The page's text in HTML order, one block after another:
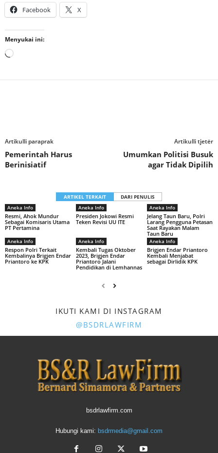
Facebook X
Menyukai ini:
Memuat...
Artikulli paraprak
Pemerintah Harus
Berinisiatif
Artikulli tjetër
Umumkan Politisi Busuk
agar Tidak Dipilih
ARTIKEL TERKAIT
DARI PENULIS
Aneka Info
Resmi, Ahok Mundur
Sebagai Komisaris Utama
PT Pertamina
Aneka Info
Presiden Jokowi Resmi
Teken Revisi UU ITE
Aneka Info
Jelang Taun Baru, Polri
Larang Pengguna Petasan
Saat Rayakan Malam
Taun Baru
Aneka Info
Respon Polri Terkait
Kembalinya Brigjen Endar
Priantoro ke KPK
Aneka Info
Kembali Tugas Oktober
2023, Brigjen Endar
Priantoro Jalani
Pendidikan di Lemhannas
Aneka Info
Brigjen Endar Priantoro
Kembali Menjabat
sebagai Dirlidik KPK
IKUTI KAMI DI INSTAGRAM
@BSDRLAWFIRM
bsdrlawfirm.com
Hubungi kami: bsdrmedia@gmail.com